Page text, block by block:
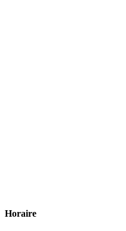
Horaire